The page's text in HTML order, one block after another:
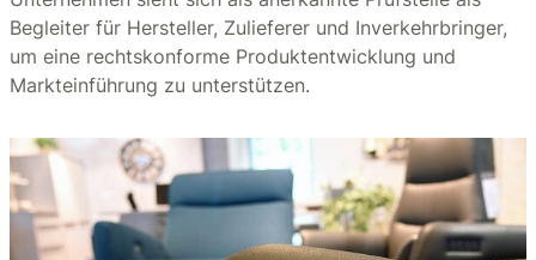
Begleiter für Hersteller, Zulieferer und Inverkehrbringer,
um eine rechtskonforme Produktentwicklung und
Markteinführung zu unterstützen.